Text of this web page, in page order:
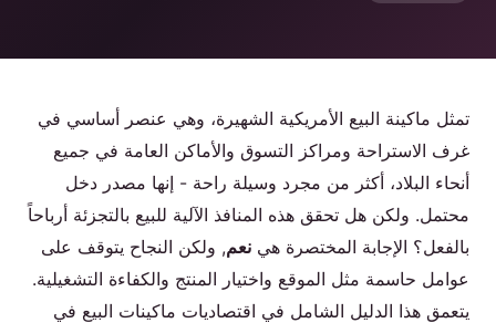
الم نت ج
ات صل بنا
تمثل ماكينة البيع الأمريكية الشهيرة، وهي عنصر أساسي في
غرف الاستراحة ومراكز التسوق والأماكن العامة في جميع
أنحاء البلاد، أكثر من مجرد وسيلة راحة - إنها مصدر دخل
محتمل. ولكن هل تحقق هذه المنافذ الآلية للبيع بالتجزئة أرباحاً
بالفعل؟ الإجابة المختصرة هي نعم, ولكن النجاح يتوقف على
عوامل حاسمة مثل الموقع واختيار المنتج والكفاءة التشغيلية.
يتعمق هذا الدليل الشامل في اقتصاديات ماكينات البيع في